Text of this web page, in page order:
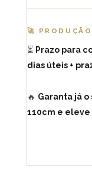
🚀
⏳ Prazo para
dias úteis +
🔥 Garanta já
110cm e eleve